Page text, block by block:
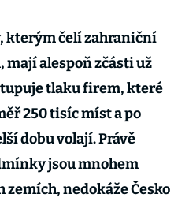
kterým čelí zahraniční
mají alespoň zčásti už
tlaku firem, které
250 tisíc míst a po
dobu volají. Právě
jsou mnohem
nedokáže Česko